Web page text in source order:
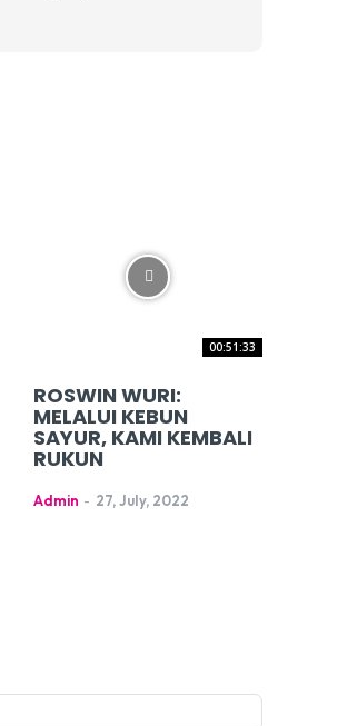
00:51:33
ROSWIN WURI:
MELALUI KEBUN
SAYUR, KAMI KEMBALI
RUKUN
Admin - 27, July, 2022
Website: